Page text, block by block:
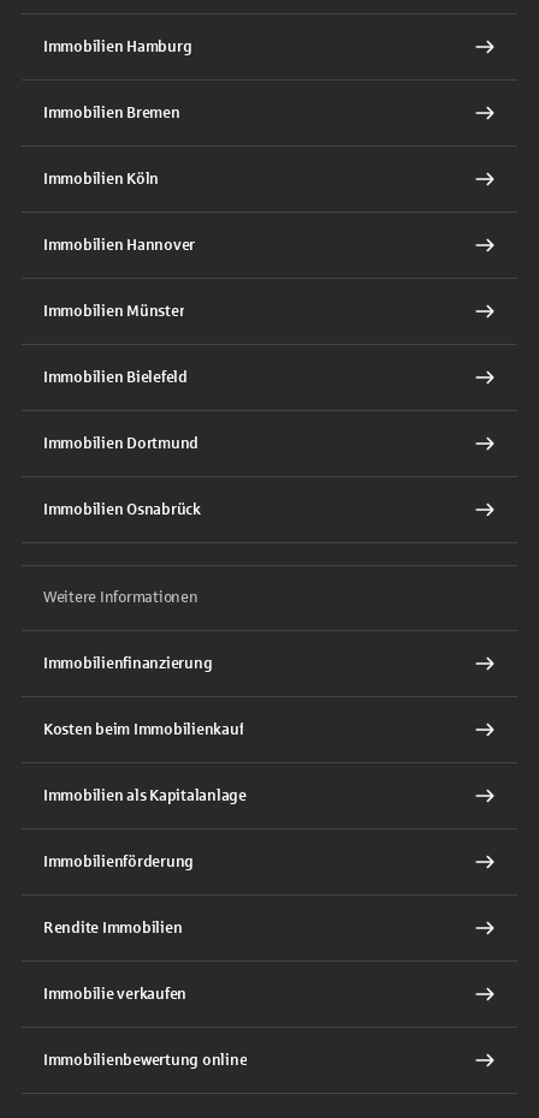
Immobilien Hamburg
Immobilien Bremen
Immobilien Köln
Immobilien Hannover
Immobilien Münster
Immobilien Bielefeld
Immobilien Dortmund
Immobilien Osnabrück
Weitere Informationen
Immobilienfinanzierung
Kosten beim Immobilienkauf
Immobilien als Kapitalanlage
Immobilienförderung
Rendite Immobilien
Immobilie verkaufen
Immobilienbewertung online